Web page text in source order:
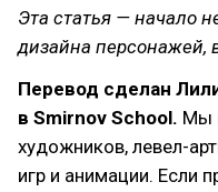
Эта статья — начало
дизайна персонажей,
Перевод сделан
в Smirnov School. Мы
художников, левел-
игр и анимации. Если